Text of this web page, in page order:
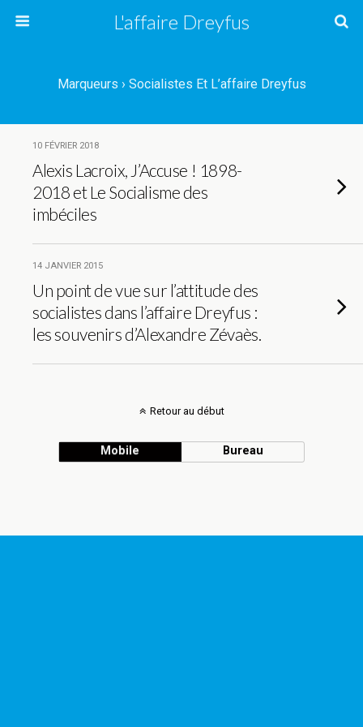
L'affaire Dreyfus
Marqueurs › Socialistes Et L’affaire Dreyfus
10 FÉVRIER 2018
Alexis Lacroix, J’Accuse ! 1898-
2018 et Le Socialisme des
imbéciles
14 JANVIER 2015
Un point de vue sur l’attitude des
socialistes dans l’affaire Dreyfus :
les souvenirs d’Alexandre Zévaès.
Retour au début
Mobile Bureau